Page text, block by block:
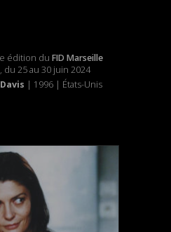
édition du FID Marseille
, du 25 au 30 juin 2024
| 1996 | États-Unis